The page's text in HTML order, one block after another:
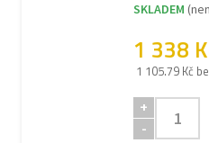
SKLADEM
1 338
1 105.79 Kč
+
-